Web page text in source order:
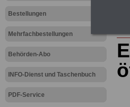
Bestellungen
Mehrfachbestellungen
Behörden-Abo
INFO-Dienst und Taschenbuch
PDF-Service